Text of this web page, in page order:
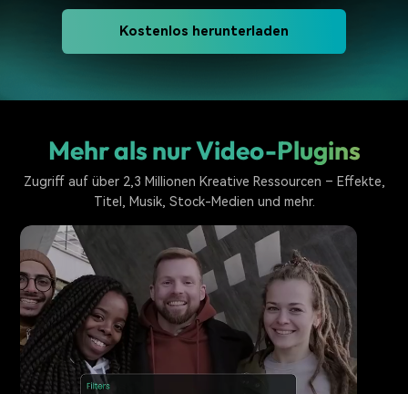
Kostenlos herunterladen
Mehr als nur Video-Plugins
Zugriff auf über 2,3 Millionen Kreative Ressourcen – Effekte,
Titel, Musik, Stock-Medien und mehr.